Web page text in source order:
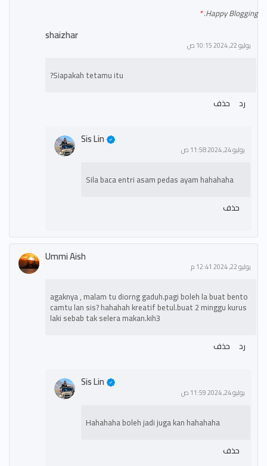
Happy Blogging.
shaizhar
يوليو 22, 2024 10:15 ص
Siapakah tetamu itu?
رد
حذف
Sis Lin
يوليو 24, 2024 11:58 ص
Sila baca entri asam pedas ayam hahahaha
حذف
Ummi Aish
يوليو 22, 2024 12:41 م
agaknya , malam tu diorng gaduh.pagi boleh la buat bento
camtu lan sis? hahahah kreatif betul.buat 2 minggu kurus
laki sebab tak selera makan.kih3
رد
حذف
Sis Lin
يوليو 24, 2024 11:59 ص
Hahahaha boleh jadi juga kan hahahaha
حذف